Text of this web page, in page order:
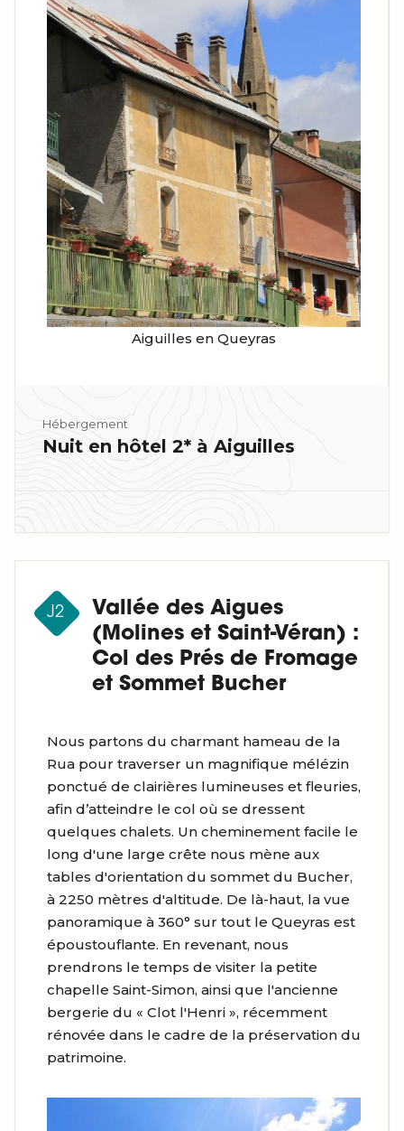
Aiguilles en Queyras
Hébergement
Nuit en hôtel 2* à Aiguilles
J2
Vallée des Aigues
(Molines et Saint-Véran) :
Col des Prés de Fromage
et Sommet Bucher
Nous partons du charmant hameau de la
Rua pour traverser un magnifique mélézin
ponctué de clairières lumineuses et fleuries,
afin d’atteindre le col où se dressent
quelques chalets. Un cheminement facile le
long d'une large crête nous mène aux
tables d'orientation du sommet du Bucher,
à 2250 mètres d'altitude. De là-haut, la vue
panoramique à 360° sur tout le Queyras est
époustouflante. En revenant, nous
prendrons le temps de visiter la petite
chapelle Saint-Simon, ainsi que l'ancienne
bergerie du « Clot l'Henri », récemment
rénovée dans le cadre de la préservation du
patrimoine.